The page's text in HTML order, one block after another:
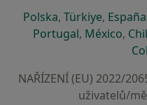
Polskase otevře v nové
, Türkiyese
, España
Portugalse otevře v
, Méxicose
,
NAŘÍZENÍ (EU) 2022/
uživatelů/